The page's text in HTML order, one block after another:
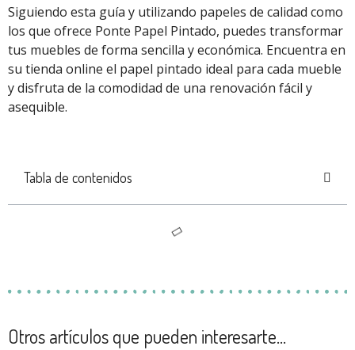
Siguiendo esta guía y utilizando papeles de calidad como
los que ofrece Ponte Papel Pintado, puedes transformar
tus muebles de forma sencilla y económica. Encuentra en
su tienda online el papel pintado ideal para cada mueble
y disfruta de la comodidad de una renovación fácil y
asequible.
Tabla de contenidos
Otros artículos que pueden interesarte...